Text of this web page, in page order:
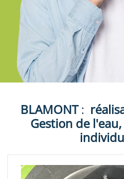
BLAMONT:
Gestion de